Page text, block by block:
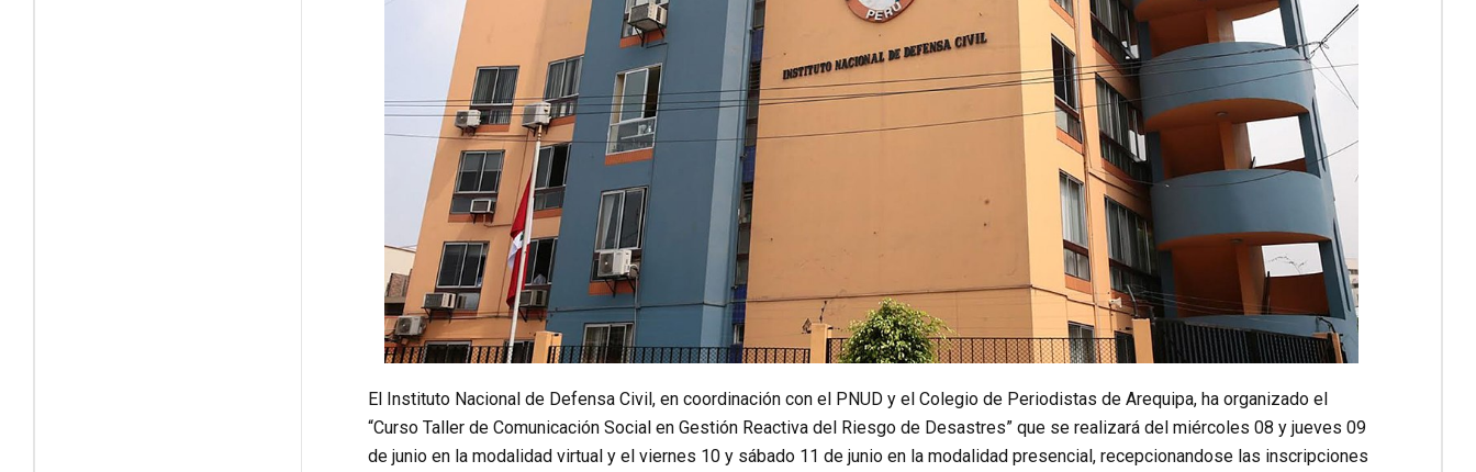
El Instituto Nacional de Defensa Civil, en coordinación con el PNUD y el Colegio de Periodistas de Arequipa, ha organizado el
“Curso Taller de Comunicación Social en Gestión Reactiva del Riesgo de Desastres” que se realizará del miércoles 08 y jueves 09
de junio en la modalidad virtual y el viernes 10 y sábado 11 de junio en la modalidad presencial, recepcionandose las inscripciones